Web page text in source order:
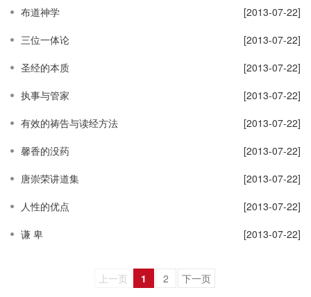
布道神学
[2013-07-22]
三位一体论
[2013-07-22]
圣经的本质
[2013-07-22]
执事与管家
[2013-07-22]
有效的祷告与读经方法
[2013-07-22]
馨香的没药
[2013-07-22]
唐崇荣讲道集
[2013-07-22]
人性的优点
[2013-07-22]
谦 卑
[2013-07-22]
上一页 1 2 下一页